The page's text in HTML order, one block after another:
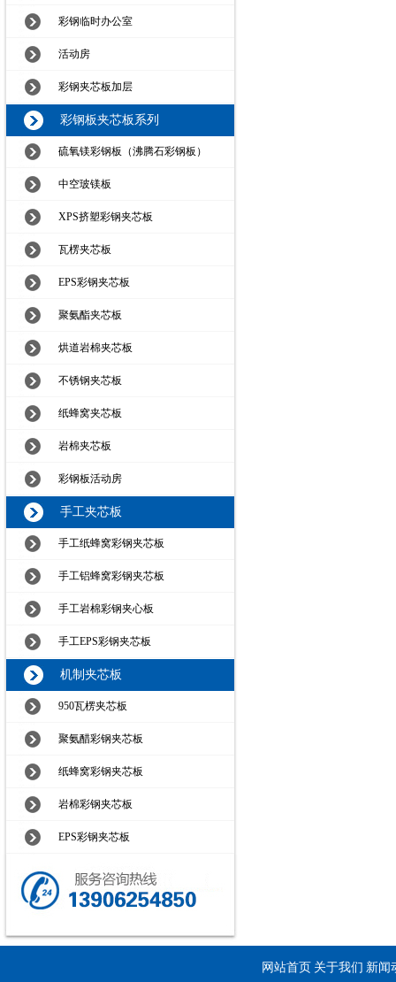
彩钢临时办公室
活动房
彩钢夹芯板加层
彩钢板夹芯板系列
硫氧镁彩钢板（沸腾石彩钢板）
中空玻镁板
XPS挤塑彩钢夹芯板
瓦楞夹芯板
EPS彩钢夹芯板
聚氨酯夹芯板
烘道岩棉夹芯板
不锈钢夹芯板
纸蜂窝夹芯板
岩棉夹芯板
彩钢板活动房
手工夹芯板
手工纸蜂窝彩钢夹芯板
手工铝蜂窝彩钢夹芯板
手工岩棉彩钢夹心板
手工EPS彩钢夹芯板
机制夹芯板
950瓦楞夹芯板
聚氨醋彩钢夹芯板
纸蜂窝彩钢夹芯板
岩棉彩钢夹芯板
EPS彩钢夹芯板
网站首页 关于我们 新闻